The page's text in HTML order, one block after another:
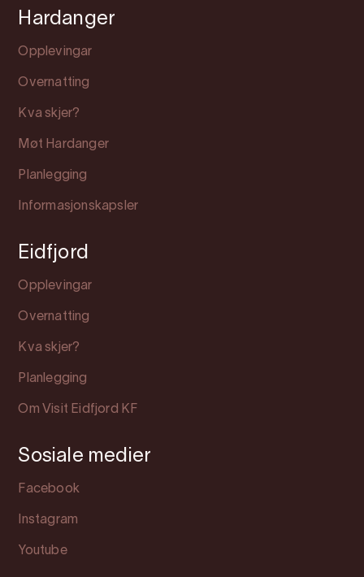
Hardanger
Opplevingar
Overnatting
Kva skjer?
Møt Hardanger
Planlegging
Informasjonskapsler
Eidfjord
Opplevingar
Overnatting
Kva skjer?
Planlegging
Om Visit Eidfjord KF
Sosiale medier
Facebook
Instagram
Youtube